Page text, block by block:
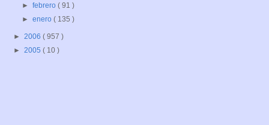
►febrero( 91 )
►enero( 135 )
► 2006 ( 957 )
► 2005 ( 10 )